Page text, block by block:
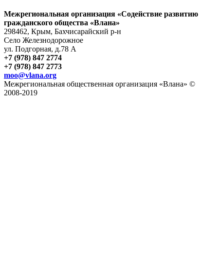
Межрегиональная организация «Содействие развитию
гражданского общества «Влана»
298462, Крым, Бахчисарайский р-н
Село Железнодорожное
ул. Подгорная, д.78 А
+7 (978) 847 2774
+7 (978) 847 2773
moo@vlana.org
Межрегиональная общественная организация «Влана» ©
2008-2019